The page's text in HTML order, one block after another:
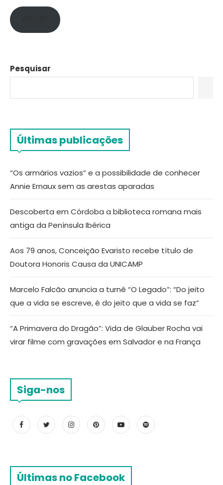
Pesquisar
Últimas publicações
“Os armários vazios” e a possibilidade de conhecer
Annie Ernaux sem as arestas aparadas
Descoberta em Córdoba a biblioteca romana mais
antiga da Península Ibérica
Aos 79 anos, Conceição Evaristo recebe título de
Doutora Honoris Causa da UNICAMP
Marcelo Falcão anuncia a turnê “O Legado”: “Do jeito
que a vida se escreve, é do jeito que a vida se faz”
“A Primavera do Dragão”: Vida de Glauber Rocha vai
virar filme com gravações em Salvador e na França
Siga-nos
Últimas no Facebook